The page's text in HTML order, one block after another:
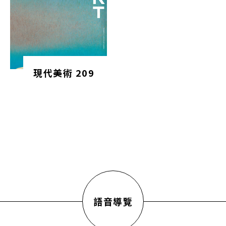
現代美術 209
語音導覽